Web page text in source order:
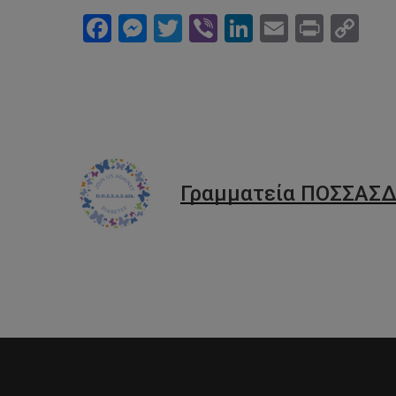
Facebook
Messenger
Twitter
ViberLinkedIn
Email
Print
Γραμματεία